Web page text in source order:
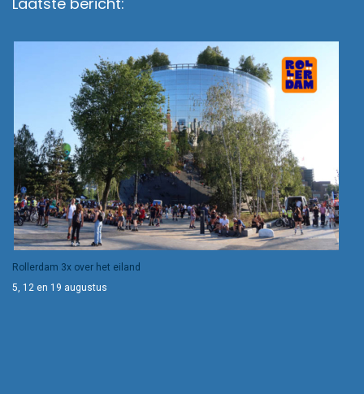
Rollerdam 3x over het eiland
5, 12 en 19 augustus